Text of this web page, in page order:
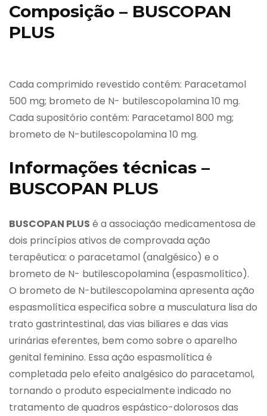
Composição – BUSCOPAN
PLUS
Cada comprimido revestido contém: Paracetamol
500 mg; brometo de N- butilescopolamina 10 mg.
Cada supositório contém: Paracetamol 800 mg;
brometo de N-butilescopolamina 10 mg.
Informações técnicas –
BUSCOPAN PLUS
BUSCOPAN PLUS é a associação medicamentosa de
dois princípios ativos de comprovada ação
terapêutica: o paracetamol (analgésico) e o
brometo de N- butilescopolamina (espasmolítico).
O brometo de N-butilescopolamina apresenta ação
espasmolítica especifica sobre a musculatura lisa do
trato gastrintestinal, das vias biliares e das vias
urinárias eferentes, bem como sobre o aparelho
genital feminino. Essa ação espasmolítica é
completada pelo efeito analgésico do paracetamol,
tornando o produto especialmente indicado no
tratamento de quadros espástico-dolorosos das